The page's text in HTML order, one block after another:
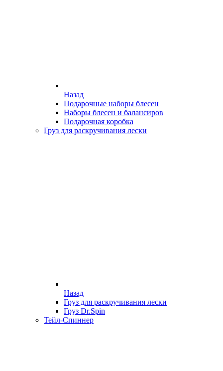
Назад
Подарочные наборы блесен
Наборы блесен и балансиров
Подарочная коробка
Груз для раскручивания лески
Назад
Груз для раскручивания лески
Груз Dr.Spin
Тейл-Спиннер